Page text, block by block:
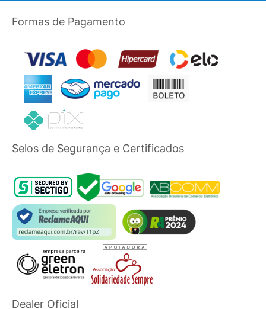
Formas de Pagamento
Selos de Segurança e Certificados
Dealer Oficial